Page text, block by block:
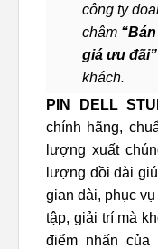
công ty
châm
giá ưu đãi”
khách.
PIN DELL
chính hãng,
lượng xuất
lượng dồi dài
gian dài, phục
tập, giải trí mà
điểm nhấn của